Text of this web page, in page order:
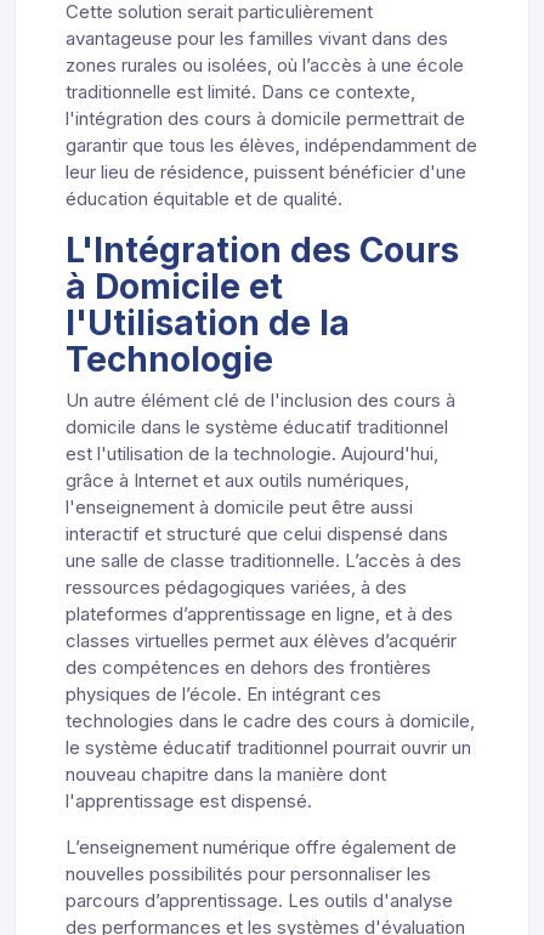
Cette solution serait particulièrement
avantageuse pour les familles vivant dans des
zones rurales ou isolées, où l’accès à une école
traditionnelle est limité. Dans ce contexte,
l'intégration des cours à domicile permettrait de
garantir que tous les élèves, indépendamment de
leur lieu de résidence, puissent bénéficier d'une
éducation équitable et de qualité.
L'Intégration des Cours
à Domicile et
l'Utilisation de la
Technologie
Un autre élément clé de l'inclusion des cours à
domicile dans le système éducatif traditionnel
est l'utilisation de la technologie. Aujourd'hui,
grâce à Internet et aux outils numériques,
l'enseignement à domicile peut être aussi
interactif et structuré que celui dispensé dans
une salle de classe traditionnelle. L’accès à des
ressources pédagogiques variées, à des
plateformes d’apprentissage en ligne, et à des
classes virtuelles permet aux élèves d’acquérir
des compétences en dehors des frontières
physiques de l’école. En intégrant ces
technologies dans le cadre des cours à domicile,
le système éducatif traditionnel pourrait ouvrir un
nouveau chapitre dans la manière dont
l'apprentissage est dispensé.
L’enseignement numérique offre également de
nouvelles possibilités pour personnaliser les
parcours d’apprentissage. Les outils d'analyse
des performances et les systèmes d'évaluation